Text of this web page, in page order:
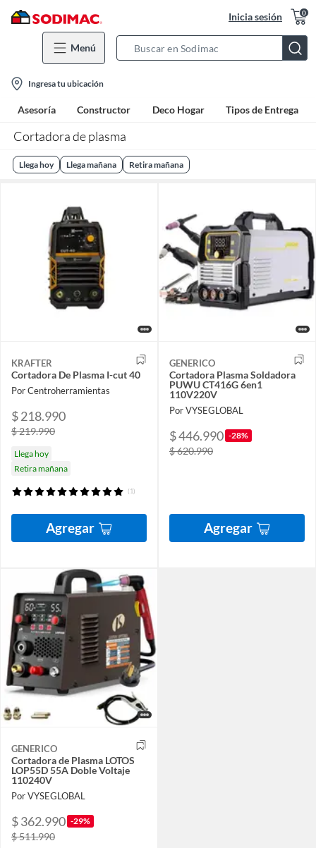
Inicia sesión 0
Menú
Bar
location-
icon
Ingresa tu ubicación
Asesoría Constructor Deco Hogar Tipos de Entrega
Cortadora de plasma
Llega hoy Llega mañana Retira mañana
KRAFTER
Cortadora De Plasma I-cut 40
Por Centroherramientas
$ 218.990
$ 219.990
Llega hoy
Retira mañana
(1)
Agregar
GENERICO
Cortadora Plasma Soldadora
PUWU CT416G 6en1
110V220V
Por VYSEGLOBAL
$ 446.990 -28%
$ 620.990
Agregar
GENERICO
Cortadora de Plasma LOTOS
LOP55D 55A Doble Voltaje
110240V
Por VYSEGLOBAL
$ 362.990 -29%
$ 511.990